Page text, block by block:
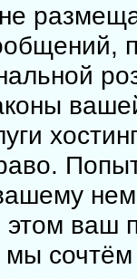
ваш
мы